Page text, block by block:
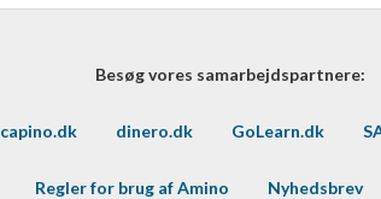
Besøg vores samarbejdspartnere:
capino.dk dinero.dk GoLearn.dk
Regler for brug af Amino Nyhedsbrev